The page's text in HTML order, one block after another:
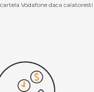
Vodafone daca